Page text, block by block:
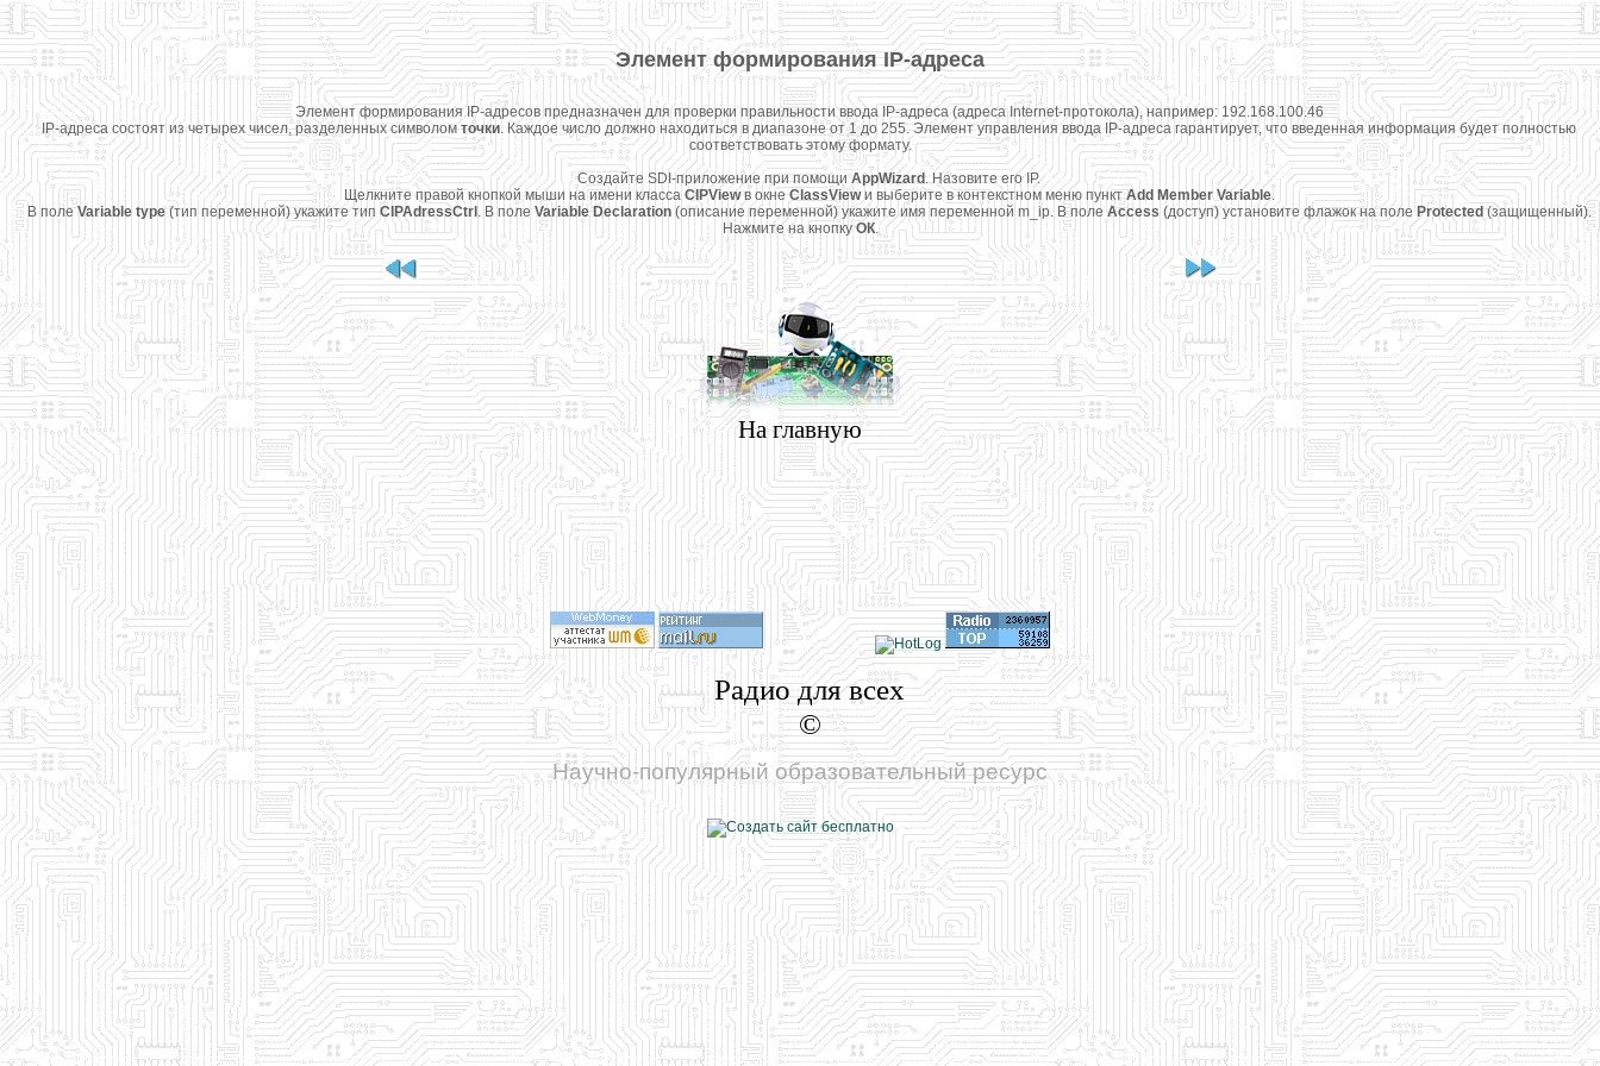
Элемент формирования IP-адреса
Элемент формирования IP-адресов предназначен для проверки правильности ввода IP-адреса (адреса Internet-протокола), например: 192.168.100.46
IP-адреса состоят из четырех чисел, разделенных символомточки. Каждое число должно находиться в диапазоне от 1 до 255. Элемент управления ввода IP-адреса гарантирует, что введенная информация будет полностью
соответствовать этому формату.
Создайте SDI-приложение при помощиAppWizard. Назовите его IP.
Щелкните правой кнопкой мыши на имени класса CIPViewв окнеClassViewи выберите в контекстном меню пунктAdd Member Variable.
В полеVariable type(тип переменной) укажите тип CIPAdressCtrl . В поле Variable Declaration(описание переменной) укажите имя переменной m_ip. В полеAccess(доступ) установите флажок на поле Protected(защищенный).
Нажмите на кнопкуОК.
На главную
Радио для всех
©
Научно-популярный образовательный ресурс